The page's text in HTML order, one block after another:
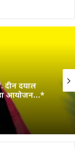
दीन दयाल
आयोजन…*